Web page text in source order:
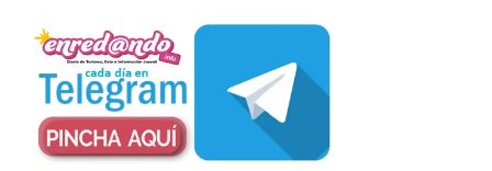
El dispositivo se refuerza
días antes del eclipse
solar total del 12 de
agosto, que atravesará
España de oeste a este, y